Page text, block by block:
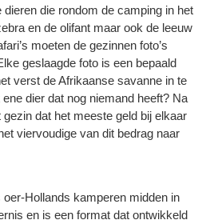
die rondom de camping in het
en de olifant maar ook de leeuw
moeten de gezinnen foto’s
geslaagde foto is een bepaald
verst de Afrikaanse savanne in te
dier dat nog niemand heeft? Na
dat het meeste geld bij elkaar
viervoudige van dit bedrag naar
Hollands kamperen midden in
en is een format dat ontwikkeld